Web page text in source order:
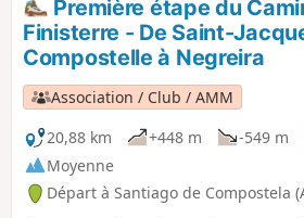
Première étape du
Finisterre - De Saint-
Compostelle à Negreira
Association / Club / AMM
20,88 km
+448 m -549 m
Moyenne
Départ à Santiago de Compostela